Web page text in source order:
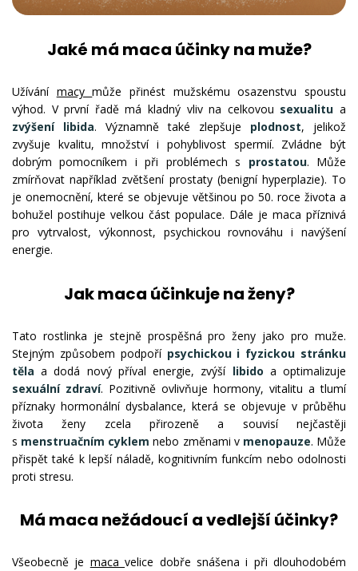
Jaké má maca účinky na muže?
Užívání macymůže přinést mužskému osazenstvu spoustu
výhod. V první řadě má kladný vliv na celkovou sexualitua
zvýšení libida. Významně také zlepšuje plodnost, jelikož
zvyšuje kvalitu, množství i pohyblivost spermií. Zvládne být
dobrým pomocníkem i při problémech s prostatou. Může
zmírňovat například zvětšení prostaty (benigní hyperplazie). To
je onemocnění, které se objevuje většinou po 50. roce života a
bohužel postihuje velkou část populace. Dále je maca příznivá
pro vytrvalost, výkonnost, psychickou rovnováhu i navýšení
energie.
Jak maca účinkuje na ženy?
Tato rostlinka je stejně prospěšná pro ženy jako pro muže.
Stejným způsobem podpoří psychickou i fyzickou stránku
těla a dodá nový příval energie, zvýší libido a optimalizuje
sexuální zdraví. Pozitivně ovlivňuje hormony, vitalitu a tlumí
příznaky hormonální dysbalance, která se objevuje v průběhu
života ženy zcela přirozeně a souvisí nejčastěji
s menstruačním cyklem nebo změnami v menopauze. Může
přispět také k lepší náladě, kognitivním funkcím nebo odolnosti
proti stresu.
Má maca nežádoucí a vedlejší účinky?
Všeobecně je macavelice dobře snášena i při dlouhodobém